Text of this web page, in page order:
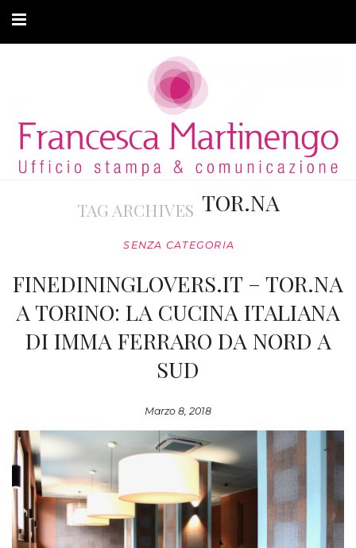
ARTICOLI
MODA ADATTIVA
CONTATTITAG ARCHIVES TOR.NA
SENZA CATEGORIA
FINEDININGLOVERS.IT – TOR.NA
A TORINO: LA CUCINA ITALIANA
DI IMMA FERRARO DA NORD A
SUD
Marzo 8, 2018